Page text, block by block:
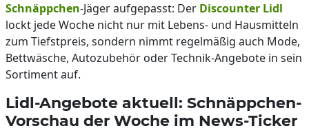
Schnäppchen-Jäger aufgepasst: Der Discounter Lidl
lockt jede Woche nicht nur mit Lebens- und Hausmitteln
zum Tiefstpreis, sondern nimmt regelmäßig auch Mode,
Bettwäsche, Autozubehör oder Technik-Angebote in sein
Sortiment auf.
Lidl-Angebote aktuell: Schnäppchen-
Vorschau der Woche im News-Ticker